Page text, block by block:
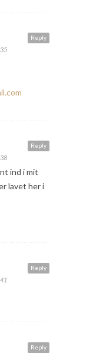
Reply
Reply
ind i mit
lavet her i
Reply
Reply